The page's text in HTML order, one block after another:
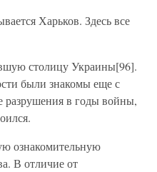
Харьков. Здесь все
столицу Украины[96].
были знакомы еще с
разрушения в годы войны,
ознакомительную
В отличие от